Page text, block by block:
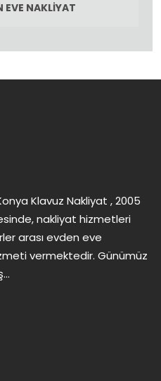
EVE NAKLIYAT
Klavuz Nakliyat , 2005
nakliyat hizmetleri
arası evden eve
vermektedir. Günümüz